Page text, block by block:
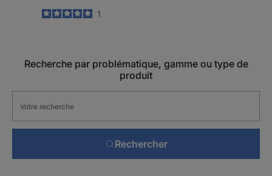
5
/51
Recherche par problématique, gamme ou type de
produit
Rechercher